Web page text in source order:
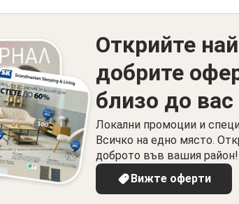
Открийте
добрите
близо до вас
Локални промоции и
Всичко на едно място.
доброто във вашия район!
Вижте оферти